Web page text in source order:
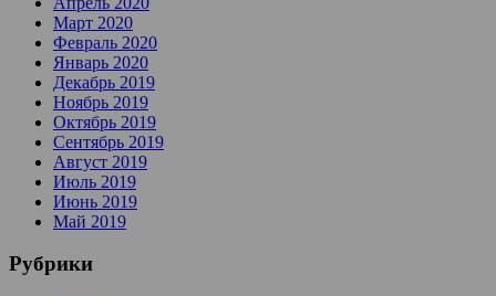
Март 2020
Февраль 2020
Январь 2020
Декабрь 2019
Ноябрь 2019
Октябрь 2019
Сентябрь 2019
Август 2019
Июль 2019
Июнь 2019
Май 2019
Рубрики